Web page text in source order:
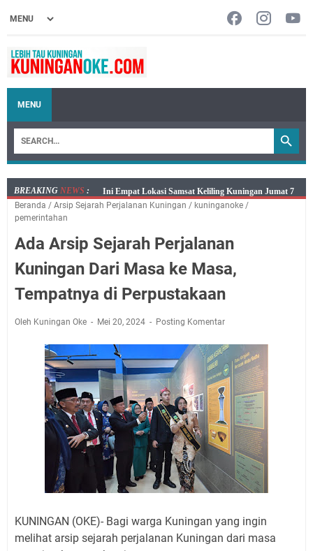
MENU
BREAKING NEWS :
Jumat 7 Agustus 2026 Mobil SIM Keliling Ada di
Kecamatan Sindangagung
Dicabut Dari Hidupmu, Kamu Akan Tetap Berjalan
Kelaparan Meskipun Memiliki Sekarung Penuh Uang
Salat Lima Waktu itu Bukan Cuma Kewajiban, Tapi
juga Tempat Beristirahat yang Paling Menenangkan, Ini
Sangat Seru
Warga Mulai Kesulitan Air Bersih Akibat Kekeringan,
Polres Kuningan dan PAM Tirta Kamuning Salurakan
12 Ribu Liter
Uniku Jadi Tuan Rumah Pendampingan Penyusunan
Dokumen SPMI
Sudahkah Kita Merdeka Dari Hawa Nafsu?
Info Sembako di Pasar Kepuh Kuningan Kamis 6
Agustus 2026, Daging Naik, Telur Turun
2026 Ada Tiga, Tapi yang Bakal Dihadiri Hanya Satu
Ini Empat Lokasi Samsat Keliling Kuningan Jumat 7
Beranda / Arsip Sejarah Perjalanan Kuningan / kuninganoke /
pemerintahan
Ada Arsip Sejarah Perjalanan
Kuningan Dari Masa ke Masa,
Tempatnya di Perpustakaan
Oleh Kuningan Oke Mei 20, 2024 Posting Komentar
KUNINGAN (OKE)- Bagi warga Kuningan yang ingin
melihat arsip sejarah perjalanan Kuningan dari masa